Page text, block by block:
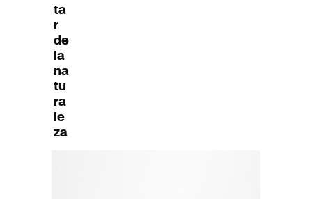
ta
r
de
la
na
tu
ra
le
za